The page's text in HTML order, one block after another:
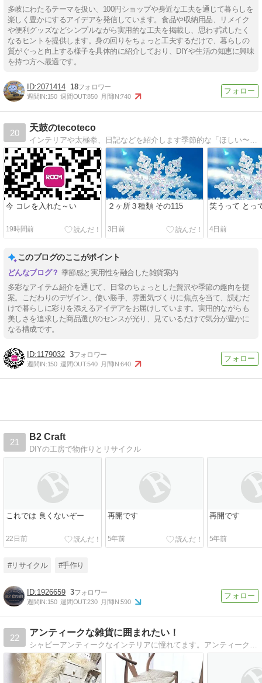
多岐にわたるテーマを扱い、100円ショップや身近な工夫を通じて暮らしを
楽しく豊かにするアイデアを発信しています。食品や収納用品、リメイク
や便利グッズなどシンプルながら実用的な工夫を掲載し、思わず試したく
なるヒントを提供します。身の回りをちょっと工夫するだけで、暮らしの
質がぐっと向上する様子を具体的に紹介しており、DIYや生活の知恵に興味
を持つ方へ最適です。
2071414 18
週間IN:150 週間OUT:850 月間IN:740
20
天鼓のtecoteco
今 コレを入れた～い
19時間前
２ヶ所３種類 その115
3日前
笑うって とっ
4日前
このブログのここがポイント
季節感と実用性を融合した雑貨案内
多彩なアイテム紹介を通じて、日常のちょっとした贅沢や季節の趣向を提
案。こだわりのデザイン、使い勝手、雰囲気づくりに焦点を当て、読むだ
けで暮らしに彩りを添えるアイデアをお届けしています。実用的ながらも
美しさを追求した商品選びのセンスが光り、見ているだけで気分が豊かに
なる構成です。
1179032 3
週間IN:150 週間OUT:540 月間IN:640
21
B2 Craft
DIYの工房で物作りとリサイクル
これでは 良くないぞー
22日前
再開です
5年前
再開です
5年前
#リサイクル #手作り
1926659 3
週間IN:150 週間OUT:230 月間IN:590
22
アンティークな雑貨に囲まれたい！